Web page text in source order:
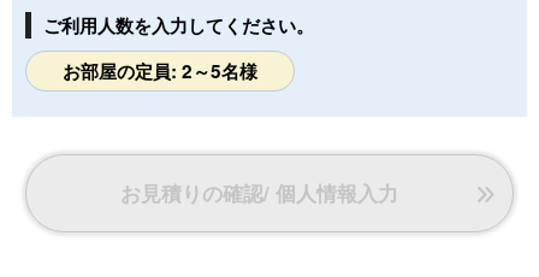
ご利用人数を入力してください。
お部屋の定員: 2～5名様
お見積りの確認/ 個人情報入力